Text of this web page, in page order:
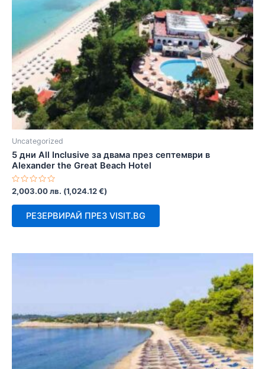
Uncategorized
5 дни All Inclusive за двама през септември в
Alexander the Great Beach Hotel
Оценено
0
2,003.00лв. (1,024.12€)
РЕЗЕРВИРАЙ ПРЕЗ VISIT.BG